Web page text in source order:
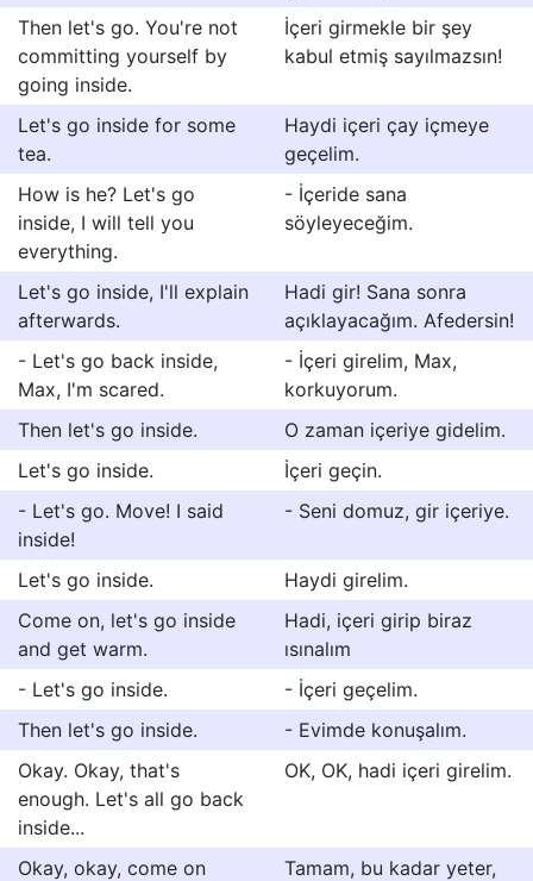
Then let's go. You're not
committing yourself by
going inside.
İçeri girmekle bir şey
kabul etmiş sayılmazsın!
Let's go inside for some
tea.
Haydi içeri çay içmeye
geçelim.
How is he? Let's go
inside, I will tell you
everything.
- İçeride sana
söyleyeceğim.
Let's go inside, I'll explain
afterwards.
Hadi gir! Sana sonra
açıklayacağım. Afedersin!
- Let's go back inside,
Max, I'm scared.
- İçeri girelim, Max,
korkuyorum.
Then let's go inside.
O zaman içeriye gidelim.
Let's go inside.
İçeri geçin.
- Let's go. Move! I said
inside!
- Seni domuz, gir içeriye.
Let's go inside.
Haydi girelim.
Come on, let's go inside
and get warm.
Hadi, içeri girip biraz
ısınalım
- Let's go inside.
- İçeri geçelim.
Then let's go inside.
- Evimde konuşalım.
Okay. Okay, that's
enough. Let's all go back
inside...
OK, OK, hadi içeri girelim.
Okay, okay, come on
Tamam, bu kadar yeter,